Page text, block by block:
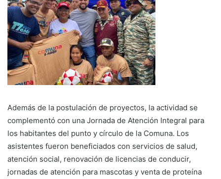
Además de la postulación de proyectos, la actividad se
complementó con una Jornada de Atención Integral para
los habitantes del punto y círculo de la Comuna. Los
asistentes fueron beneficiados con servicios de salud,
atención social, renovación de licencias de conducir,
jornadas de atención para mascotas y venta de proteína